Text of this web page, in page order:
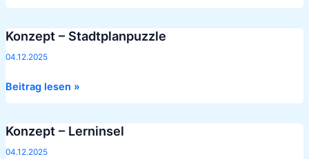
Konzept – Stadtplanpuzzle
04.12.2025
Konzept
–
Beitrag lesen »
Konzept – Lerninsel
04.12.2025
Konzept
–